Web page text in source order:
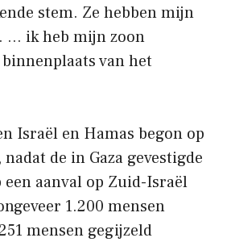
stem. Ze hebben mijn
… ik heb mijn zoon
van het
Israël en Hamas begon op
de in Gaza gevestigde
aanval op Zuid-Israël
1.200 mensen
mensen gegijzeld